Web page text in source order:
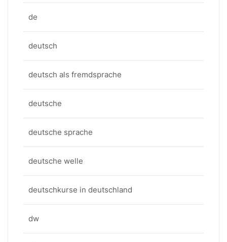
de
deutsch
deutsch als fremdsprache
deutsche
deutsche sprache
deutsche welle
deutschkurse in deutschland
dw